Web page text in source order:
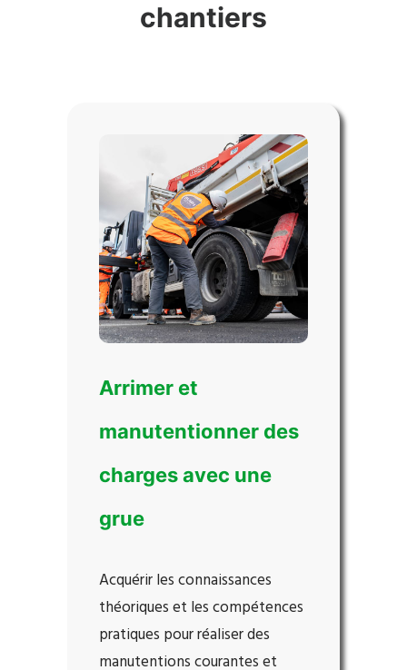
chantiers
Arrimer et
manutentionner des
charges avec une
grue
Acquérir les connaissances
théoriques et les compétences
pratiques pour réaliser des
manutentions courantes et